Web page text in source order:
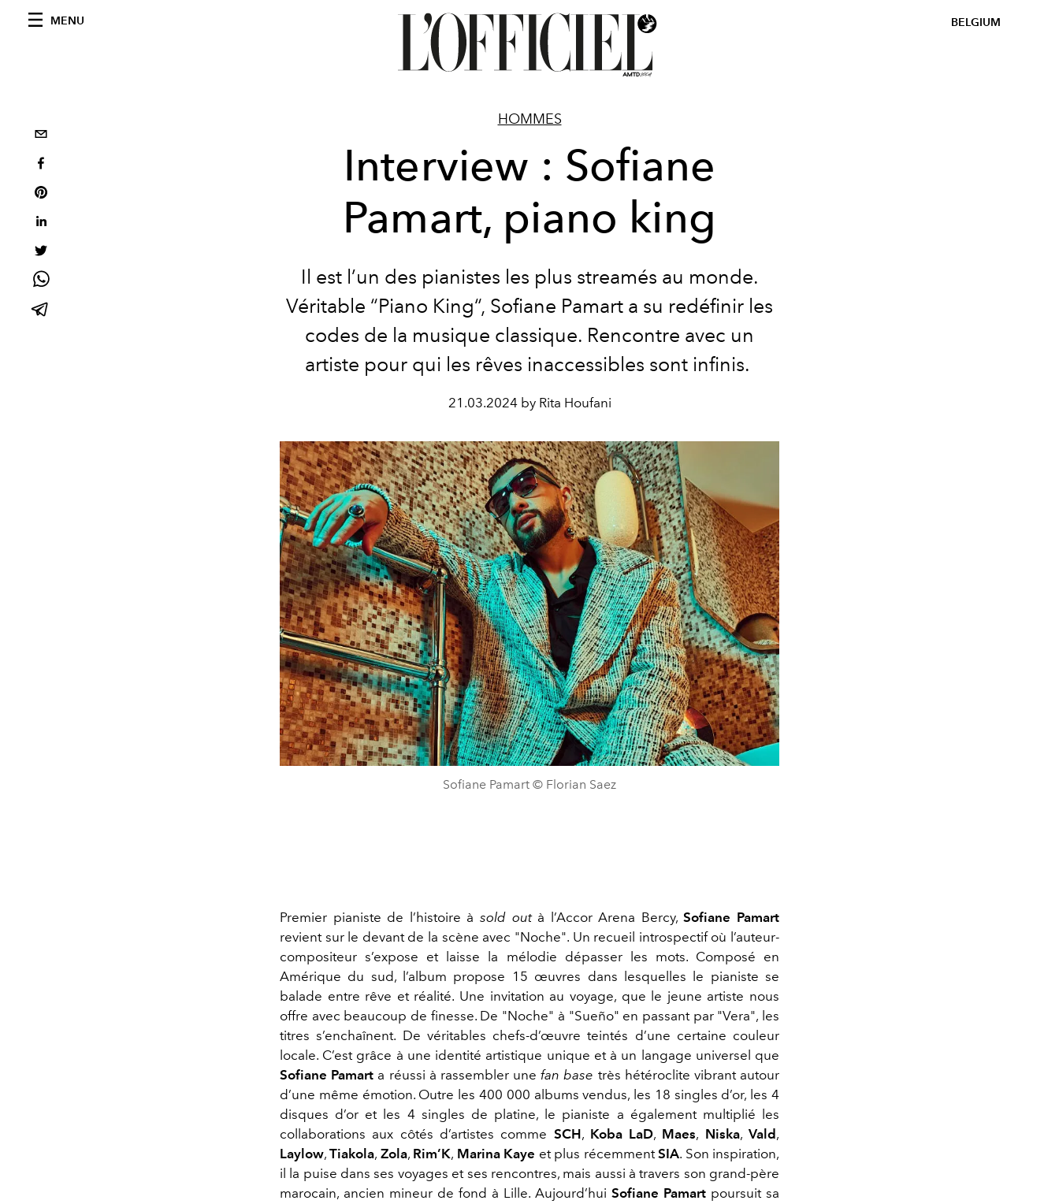
MENU BELGIUM
HOMMES
Interview : Sofiane
Pamart, piano king
Il est l’un des pianistes les plus streamés au monde.
Véritable “Piano King“, Sofiane Pamart a su redéfinir les
codes de la musique classique. Rencontre avec un
artiste pour qui les rêves inaccessibles sont infinis.
21.03.2024 by Rita Houfani
Sofiane Pamart © Florian Saez
Premier pianiste de l’histoire à sold outà l’Accor Arena Bercy,Sofiane Pamart
revient sur le devant de la scène avec "Noche". Un recueil introspectif où l’auteur-
compositeur s’expose et laisse la mélodie dépasser les mots. Composé en
Amérique du sud, l’album propose 15 œuvres dans lesquelles le pianiste se
balade entre rêve et réalité. Une invitation au voyage, que le jeune artiste nous
offre avec beaucoup de finesse. De "Noche" à "Sueño" en passant par "Vera", les
titres s’enchaînent. De véritables chefs-d’œuvre teintés d’une certaine couleur
locale. C’est grâce à une identité artistique unique et à un langage universel que
Sofiane Pamart a réussi à rassembler unefan base très hétéroclite vibrant autour
d’une même émotion. Outre les 400 000 albums vendus, les 18 singles d’or, les 4
disques d’or et les 4 singles de platine, le pianiste a également multiplié les
collaborations aux côtés d’artistes comme SCH, Koba LaD, Maes, Niska,Vald ,
Laylow,Tiakola, Zola, Rim’K, Marina Kaye et plus récemmentSIA. Son inspiration,
il la puise dans ses voyages et ses rencontres, mais aussi à travers son grand-père
marocain, ancien mineur de fond à Lille. Aujourd’hui Sofiane Pamart poursuit sa